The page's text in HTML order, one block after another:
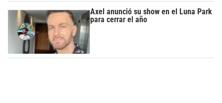
Axel anunció su show en el Luna Park
para cerrar el año